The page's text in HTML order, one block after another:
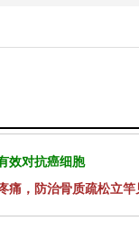
效对抗癌细胞
痛，防治骨质疏松立竿